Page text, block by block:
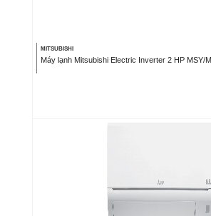
MITSUBISHI
Máy lạnh Mitsubishi Electric Inverter 2 HP MSY/